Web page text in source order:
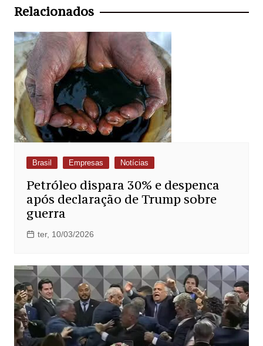
Post
Relacionados
Brasil Empresas Notícias
Petróleo dispara 30% e despenca
após declaração de Trump sobre
guerra
ter, 10/03/2026